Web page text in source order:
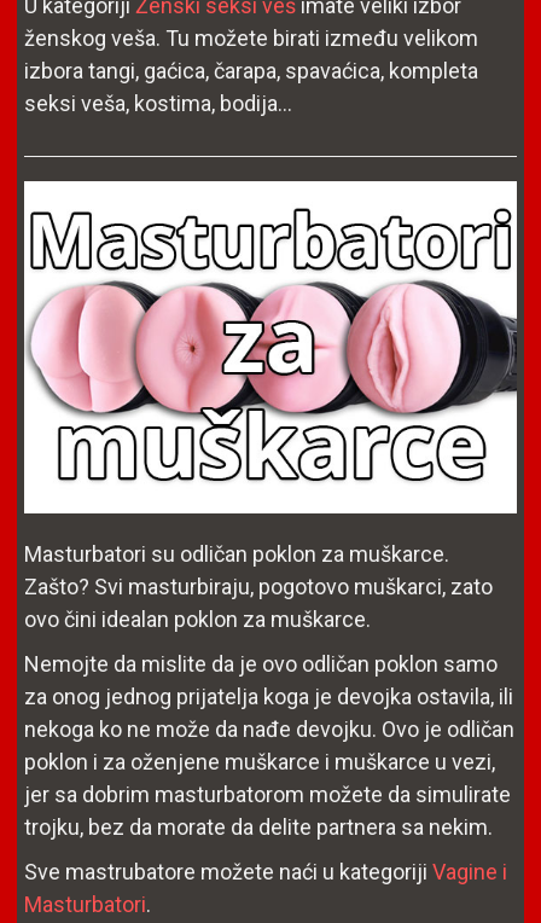
U kategoriji Ženski seksi veš imate veliki izbor
ženskog veša. Tu možete birati između velikom
izbora tangi, gaćica, čarapa, spavaćica, kompleta
seksi veša, kostima, bodija...
Masturbatori su odličan poklon za muškarce.
Zašto? Svi masturbiraju, pogotovo muškarci, zato
ovo čini idealan poklon za muškarce.
Nemojte da mislite da je ovo odličan poklon samo
za onog jednog prijatelja koga je devojka ostavila, ili
nekoga ko ne može da nađe devojku. Ovo je odličan
poklon i za oženjene muškarce i muškarce u vezi,
jer sa dobrim masturbatorom možete da simulirate
trojku, bez da morate da delite partnera sa nekim.
Sve mastrubatore možete naći u kategoriji Vagine i
Masturbatori.